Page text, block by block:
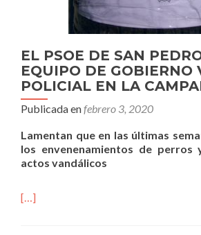
EL PSOE DE SAN
EQUIPO DE GOBIERNO
POLICIAL EN LA
Publicada enfebrero 3, 2020
Lamentan que en las últimas
los envenenamientos de perros
actos vandálicos
[…]